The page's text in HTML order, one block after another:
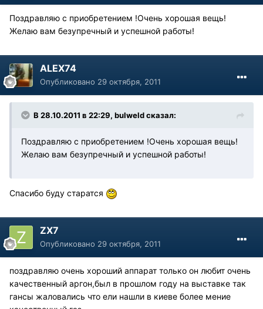
Поздравляю с приобретением !Очень хорошая вещь!
Желаю вам безупречный и успешной работы!
ALEX74
Опубликовано 29 октября, 2011
В 28.10.2011 в 22:29, bulweld сказал:
Поздравляю с приобретением !Очень хорошая вещь!
Желаю вам безупречный и успешной работы!
Спасибо буду старатся
ZX7
Опубликовано 29 октября, 2011
поздравляю очень хороший аппарат только он любит очень
качественный аргон,был в прошлом году на выставке так
гансы жаловались что ели нашли в киеве более мение